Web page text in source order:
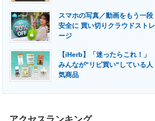
スマホの写真／動画をもう一段
安全に 買い切りクラウドストレ
ージ
【iHerb】「迷ったらこれ！」
みんなが"リピ買い"している人
気商品